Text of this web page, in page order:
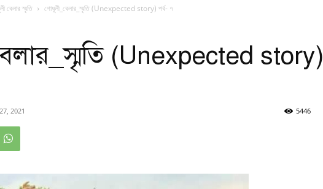
বেলার স্মৃতি গোধূলী_বেলার_স্মৃতি (Unexpected story) পর্ব- ৭
(Unexpected story)
2021 5446